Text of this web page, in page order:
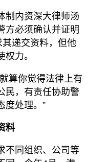
制内资深大律师汤
方必须确认并证明
其递交资料，但他
力。
算你觉得法律上有
民，有责任协助警
度处理。”
料
不同组织、公司等